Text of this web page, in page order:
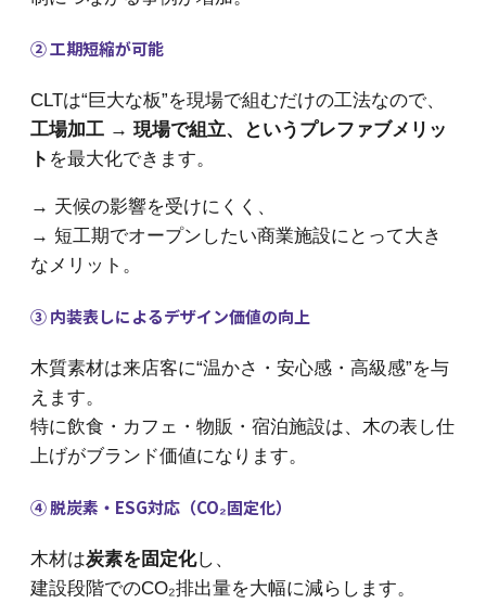
② 工期短縮が可能
CLTは“巨大な板”を現場で組むだけの工法なので、
工場加工 → 現場で組立、というプレファブメリッ
ト を最大化できます。
→ 天候の影響を受けにくく、
→ 短工期でオープンしたい商業施設にとって大き
なメリット。
③ 内装表しによるデザイン価値の向上
木質素材は来店客に“温かさ・安心感・高級感”を与
えます。
特に飲食・カフェ・物販・宿泊施設は、木の表し仕
上げがブランド価値になります。
④ 脱炭素・ESG対応（CO₂固定化）
木材は炭素を固定化し、
建設段階でのCO₂排出量を大幅に減らします。